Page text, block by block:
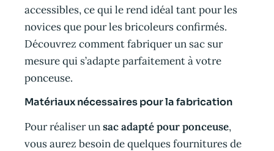
accessibles, ce qui le rend idéal tant pour les
novices que pour les bricoleurs confirmés.
Découvrez comment fabriquer un sac sur
mesure qui s’adapte parfaitement à votre
ponceuse.
Matériaux nécessaires pour la fabrication
Pour réaliser unsac adapté pour ponceuse,
vous aurez besoin de quelques fournitures de